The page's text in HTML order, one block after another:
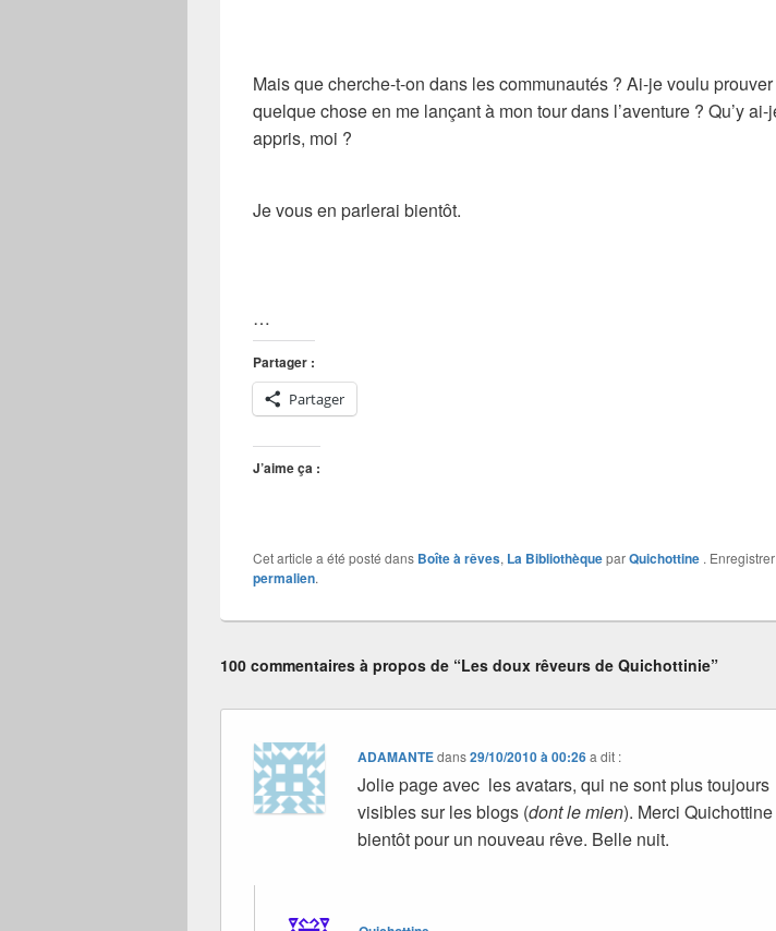
Mais que cherche-t-on dans les communautés ? Ai-je voulu prouver
quelque chose en me lançant à mon tour dans l’aventure ? Qu’y ai-
appris, moi ?
Je vous en parlerai bientôt.
…
Partager :
Partager
J’aime ça :
Cet article a été posté dans Boîte à rêves, La BibliothèqueparQuichottine .
permalien.
100 commentaires à propos de “Les doux rêveurs de Quichottinie”
ADAMANTEdans29/10/2010 à 00:26a dit :
Jolie page avec les avatars, qui ne sont plus toujours
visibles sur les blogs (dont le mien). Merci
bientôt pour un nouveau rêve. Belle nuit.